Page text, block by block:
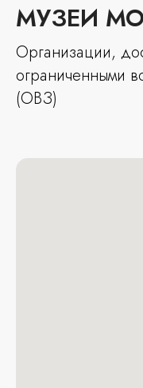
МУЗЕИ
Организации,
ограниченными
(ОВЗ)